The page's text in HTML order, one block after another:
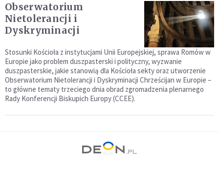
Obserwatorium
Nietolerancji i
Dyskryminacji
Stosunki Kościoła z instytucjami Unii Europejskiej, sprawa Romów w
Europie jako problem duszpasterski i polityczny, wyzwanie
duszpasterskie, jakie stanowią dla Kościoła sekty oraz utworzenie
Obserwatorium Nietolerancji i Dyskryminacji Chrześcijan w Europie –
to główne tematy trzeciego dnia obrad zgromadzenia plenarnego
Rady Konferencji Biskupich Europy (CCEE).